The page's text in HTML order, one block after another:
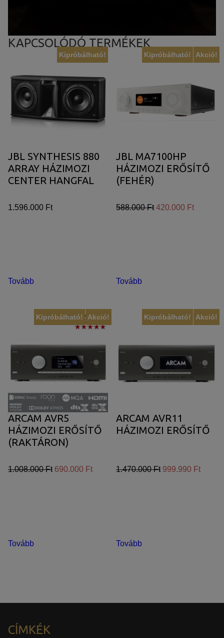
KAPCSOLÓDÓ TERMÉKEK
Kipróbálható!
JBL SYNTHESIS 880
ARRAY HÁZIMOZI
CENTER HANGFAL
1.596.000 Ft
Tovább
Akció!
Kipróbálható!
JBL MA7100HP
HÁZIMOZI ERŐSÍTŐ
(FEHÉR)
588.000 Ft 420.000 Ft
Tovább
Akció!
Kipróbálható!
ARCAM AVR5
HÁZIMOZI ERŐSÍTŐ
(RAKTÁRON)
1.008.000 Ft 690.000 Ft
Tovább
Akció!
Kipróbálható!
ARCAM AVR11
HÁZIMOZI ERŐSÍTŐ
1.470.000 Ft 999.990 Ft
Tovább
CÍMKÉK